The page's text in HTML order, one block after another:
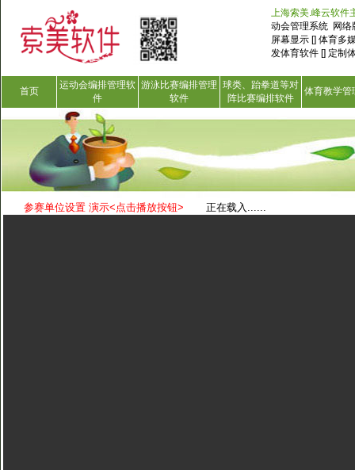
上海索美.峰云软件
动会管理系统 网络
屏幕显示 [] 体育多
发体育软件 [] 定制
首页
运动会编排管理软
件
游泳比赛编排管理
软件
球类、跆拳道等对
阵比赛编排软件
体育教学管
参赛单位设置 演示<点击播放按钮> 正在载入......